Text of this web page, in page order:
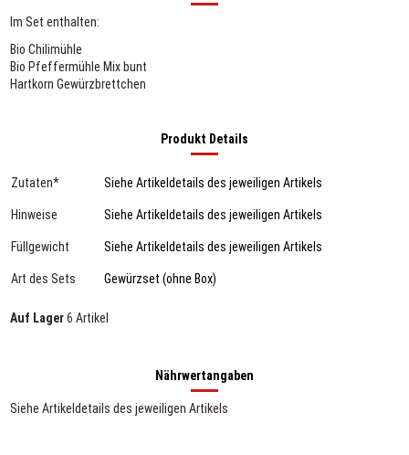
Im Set enthalten:
Bio Chilimühle
Bio Pfeffermühle Mix bunt
Hartkorn Gewürzbrettchen
Produkt Details
Zutaten* Siehe Artikeldetails des jeweiligen Artikels
Hinweise Siehe Artikeldetails des jeweiligen Artikels
Füllgewicht Siehe Artikeldetails des jeweiligen Artikels
Art des Sets Gewürzset (ohne Box)
Auf Lager 6 Artikel
Nährwertangaben
Siehe Artikeldetails des jeweiligen Artikels